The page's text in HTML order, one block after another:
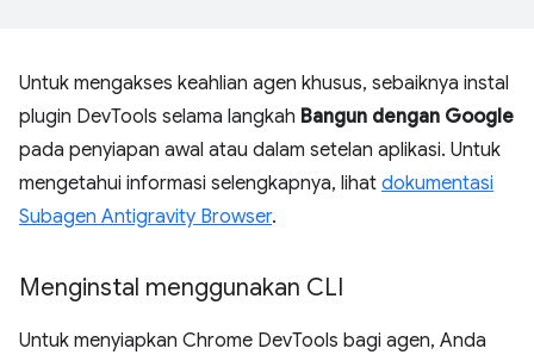
Untuk mengakses keahlian agen khusus, sebaiknya instal
plugin DevTools selama langkah Bangun dengan Google
pada penyiapan awal atau dalam setelan aplikasi. Untuk
mengetahui informasi selengkapnya, lihat dokumentasi
Subagen Antigravity Browser.
Menginstal menggunakan CLI
Untuk menyiapkan Chrome DevTools bagi agen, Anda